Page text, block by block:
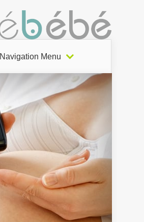
Navigation Menu